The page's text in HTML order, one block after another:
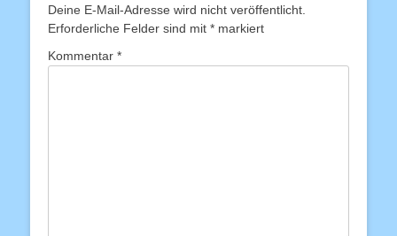
Deine E-Mail-Adresse wird nicht veröffentlicht.
Erforderliche Felder sind mit * markiert
Kommentar *